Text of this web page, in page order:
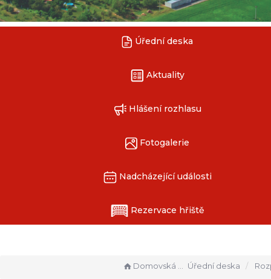
Úřední deska
Aktuality
Hlášení rozhlasu
Fotogalerie
Nadcházející události
Rezervace hřiště
Domovská stránka Úřední deska